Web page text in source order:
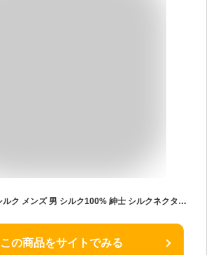
モードネクタイ シルク メンズ 男 シルク100% 紳士 シルクネクタイ 細身ネクタイ ネクタイ 細い モードタイ 新社会人 ネイビー 紺 ストライプ ビジネス 仕事 冠婚葬祭 フォーマル 結婚式 パーティ スーツ 父 誕生日 入学式 成人式 20代 30代 [M便 1/5]
この商品をサイトでみる